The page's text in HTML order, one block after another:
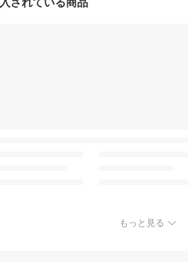
されている商品
もっと見る